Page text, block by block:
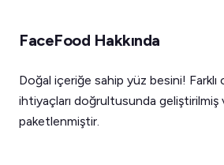
FaceFood Hakkında
Doğal içeriğe sahip yüz besini!
ihtiyaçları doğrultusunda
paketlenmiştir.